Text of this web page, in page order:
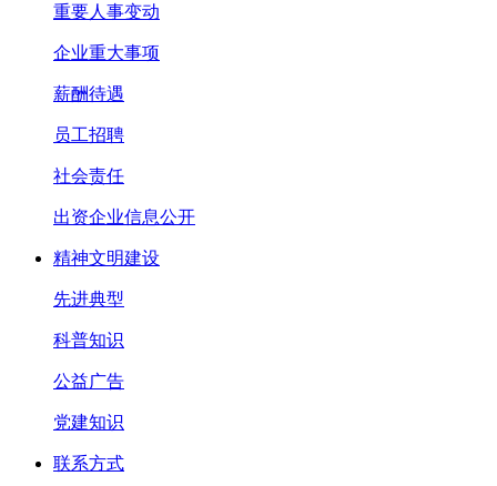
重要人事变动
企业重大事项
薪酬待遇
员工招聘
社会责任
出资企业信息公开
精神文明建设
先进典型
科普知识
公益广告
党建知识
联系方式